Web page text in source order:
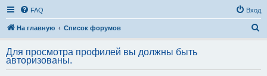
FAQ Вход
На главную Список форумов
с
Для просмотра профилей вы должны быть
авторизованы.